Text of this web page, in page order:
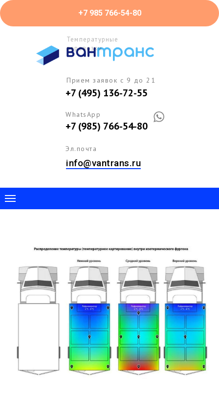
+7 985 766-54-80
Прием заявок с 9 до 21
Эл.почта
info@vantrans.ru
Температурные
перевозки
+7 (985) 766-54-80
WhatsApp
+7 (495) 136-72-55